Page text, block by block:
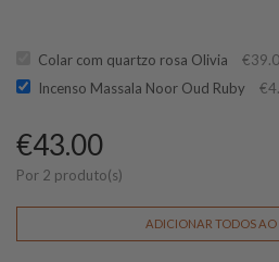
Colar com quartzo rosa Olivia €
Incenso Massala Noor Oud Ruby
€
€43.00
Por 2 produto(s)
ADICIONAR TODOS